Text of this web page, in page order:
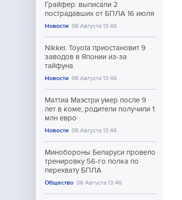
Грайфер: выписали 2
пострадавших от БПЛА 16 июля
Новости 06 Августа 13:46
Nikkei: Toyota приостановит 9
заводов в Японии из-за
тайфуна
Новости 06 Августа 13:46
Маттиа Маэстри умер после 9
лет в коме; родители получили 1
млн евро
Новости 06 Августа 13:46
Минобороны Беларуси провело
тренировку 56-го полка по
перехвату БПЛА
Общество 06 Августа 13:46